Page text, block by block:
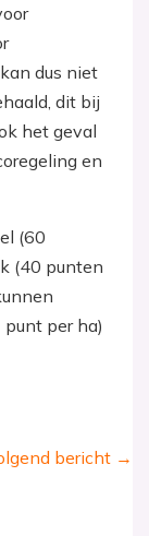
dus niet
dit bij
het geval
en
(60
(40 punten
per ha)
bericht →